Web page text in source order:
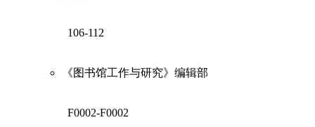
106-112
《图书馆工作与研究》编辑部
F0002-F0002